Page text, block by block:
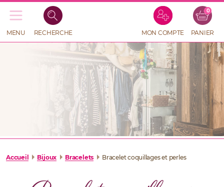
Recherche
de
MENU RECHERCHE MON COMPTE PANIER
0
RECHERCHE
DE
PRODUITS
Accueil Bijoux Bracelets Bracelet coquillages et perles